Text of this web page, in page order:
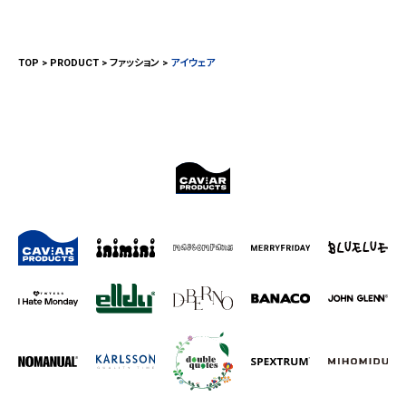
TOP PRODUCT ファッション アイウェア